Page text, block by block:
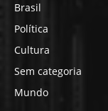
Brasil
Política
Cultura
Sem categoria
Mundo